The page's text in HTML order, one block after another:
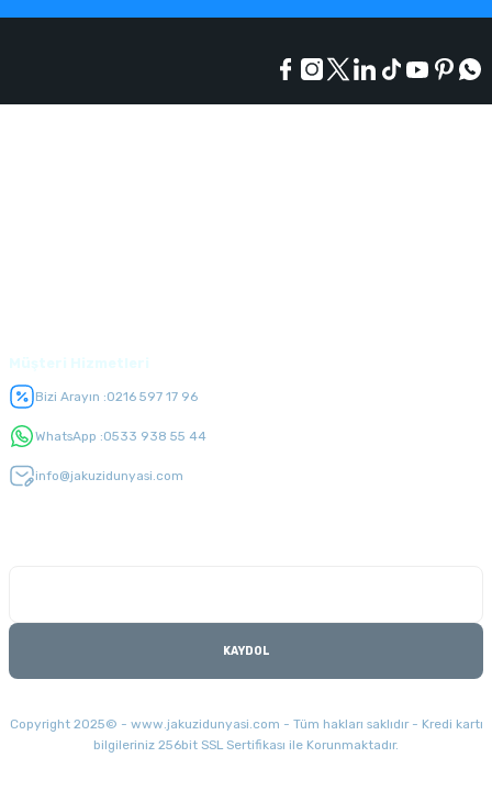
Bizi Arayın :0216 597 17 96
WhatsApp :0533 938 55 44
info@jakuzidunyasi.com
KAYDOL
Copyright 2025© - www.jakuzidunyasi.com - Tüm hakları saklıdır - Kredi kartı
bilgileriniz 256bit SSL Sertifikası ile Korunmaktadır.